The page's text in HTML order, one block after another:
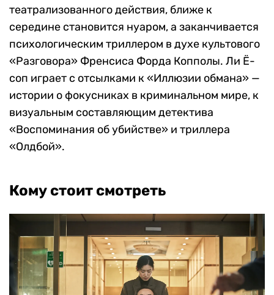
театрализованного действия, ближе к
середине становится нуаром, а заканчивается
психологическим триллером в духе культового
«Разговора» Френсиса Форда Копполы. Ли Ё-
соп играет с отсылками к «Иллюзии обмана» —
истории о фокусниках в криминальном мире, к
визуальным составляющим детектива
«Воспоминания об убийстве» и триллера
«Олдбой».
Кому стоит смотреть